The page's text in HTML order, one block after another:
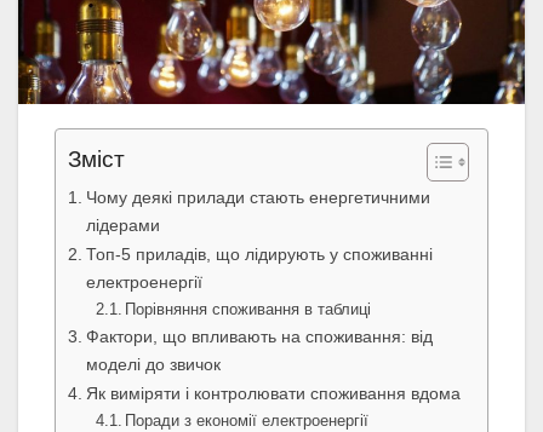
Зміст
Чому деякі прилади стають енергетичними
лідерами
Топ-5 приладів, що лідирують у споживанні
електроенергії
Порівняння споживання в таблиці
Фактори, що впливають на споживання: від
моделі до звичок
Як виміряти і контролювати споживання вдома
Поради з економії електроенергії